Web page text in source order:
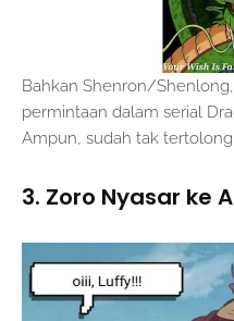
Bahkan Shenron/
permintaan dalam serial
Ampun, sudah tak tertolong.
3. Zoro Nyasar ke